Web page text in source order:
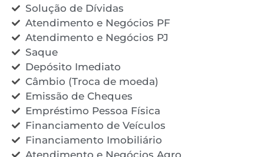
Solução de Dívidas
Atendimento e Negócios PF
Atendimento e Negócios PJ
Saque
Depósito Imediato
Câmbio (Troca de moeda)
Emissão de Cheques
Empréstimo Pessoa Física
Financiamento de Veículos
Financiamento Imobiliário
Atendimento e Negócios Agro